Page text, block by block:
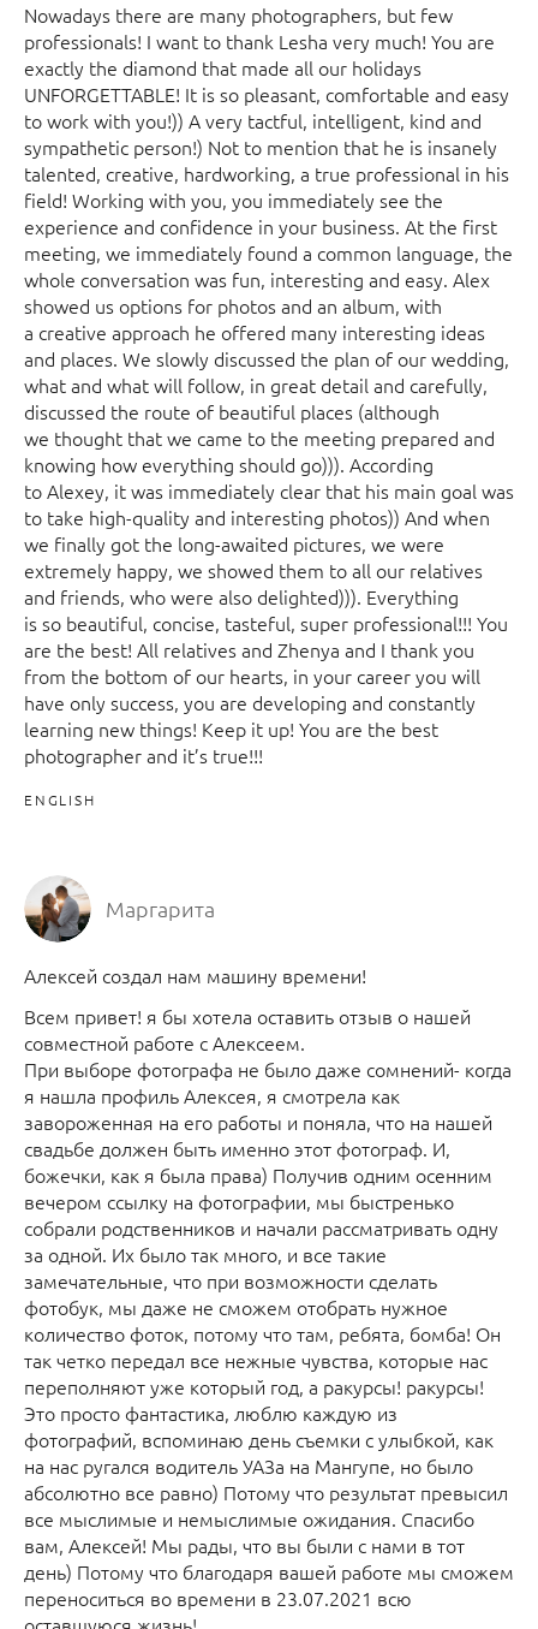
Nowadays there are many photographers, but few
professionals! I want to thank Lesha very much! You are
exactly the diamond that made all our holidays
UNFORGETTABLE! It is so pleasant, comfortable and easy
to work with you!)) A very tactful, intelligent, kind and
sympathetic person!) Not to mention that he is insanely
talented, creative, hardworking, a true professional in his
field! Working with you, you immediately see the
experience and confidence in your business. At the first
meeting, we immediately found a common language, the
whole conversation was fun, interesting and easy. Alex
showed us options for photos and an album, with
a creative approach he offered many interesting ideas
and places. We slowly discussed the plan of our wedding,
what and what will follow, in great detail and carefully,
discussed the route of beautiful places (although
we thought that we came to the meeting prepared and
knowing how everything should go))). According
to Alexey, it was immediately clear that his main goal was
to take high-quality and interesting photos)) And when
we finally got the long-awaited pictures, we were
extremely happy, we showed them to all our relatives
and friends, who were also delighted))). Everything
is so beautiful, concise, tasteful, super professional!!! You
are the best! All relatives and Zhenya and I thank you
from the bottom of our hearts, in your career you will
have only success, you are developing and constantly
learning new things! Keep it up! You are the best
photographer and it’s true!!!
ENGLISH
Маргарита
Алексей создал нам машину времени!
Всем привет! я бы хотела оставить отзыв о нашей
совместной работе с Алексеем.
При выборе фотографа не было даже сомнений- когда
я нашла профиль Алексея, я смотрела как
завороженная на его работы и поняла, что на нашей
свадьбе должен быть именно этот фотограф. И,
божечки, как я была права) Получив одним осенним
вечером ссылку на фотографии, мы быстренько
собрали родственников и начали рассматривать одну
за одной. Их было так много, и все такие
замечательные, что при возможности сделать
фотобук, мы даже не сможем отобрать нужное
количество фоток, потому что там, ребята, бомба! Он
так четко передал все нежные чувства, которые нас
переполняют уже который год, а ракурсы! ракурсы!
Это просто фантастика, люблю каждую из
фотографий, вспоминаю день съемки с улыбкой, как
на нас ругался водитель УАЗа на Мангупе, но было
абсолютно все равно) Потому что результат превысил
все мыслимые и немыслимые ожидания. Спасибо
вам, Алексей! Мы рады, что вы были с нами в тот
день) Потому что благодаря вашей работе мы сможем
переноситься во времени в 23.07.2021 всю
оставшуюся жизнь!